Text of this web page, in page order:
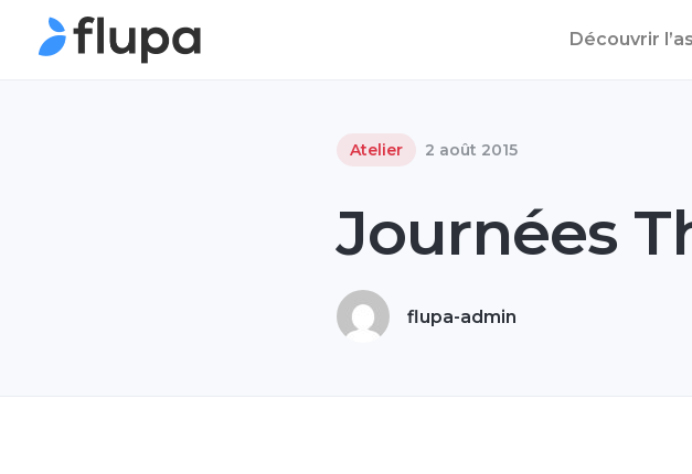
Découvrir
Atelier 2 août 2015
Journées
flupa-admin